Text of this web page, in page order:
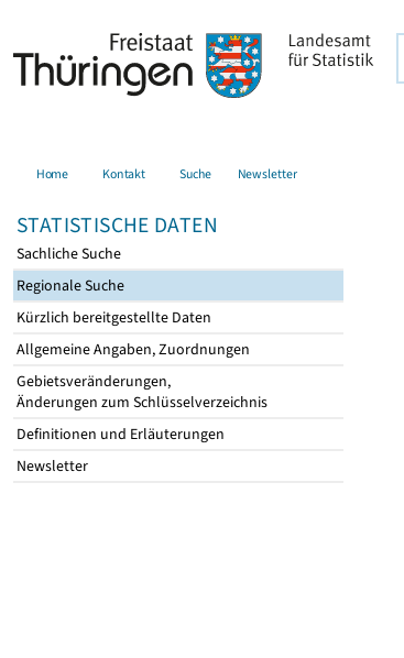
Home Kontakt Suche Newsletter
STATISTISCHE DATEN
Sachliche Suche
Regionale Suche
Kürzlich bereitgestellte Daten
Allgemeine Angaben, Zuordnungen
Gebietsveränderungen,
Änderungen zum Schlüsselverzeichnis
Definitionen und Erläuterungen
Newsletter